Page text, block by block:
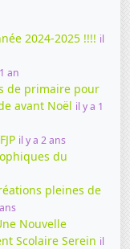
2024-2025 !!!! il
an
de primaire pour
avant Noël il y a 1
il y a 2 ans
du
pleines de
Nouvelle
Scolaire Serein il